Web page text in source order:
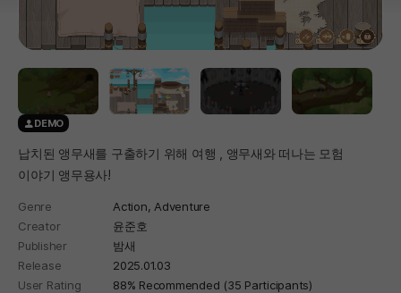
DEMO
납치된 앵무새를 구출하기 위해 여행 , 앵무새와 떠나는 모험
이야기 앵무용사!
Genre Action, Adventure
Creator
윤준호
Publisher
밤새
Release
2025.01.03
User Rating
88% Recommended (35 Participants)